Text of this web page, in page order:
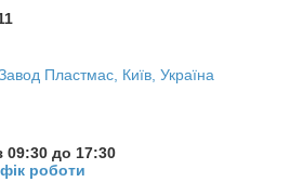
Пластмас, Київ, Україна
09:30 до 17:30
роботи